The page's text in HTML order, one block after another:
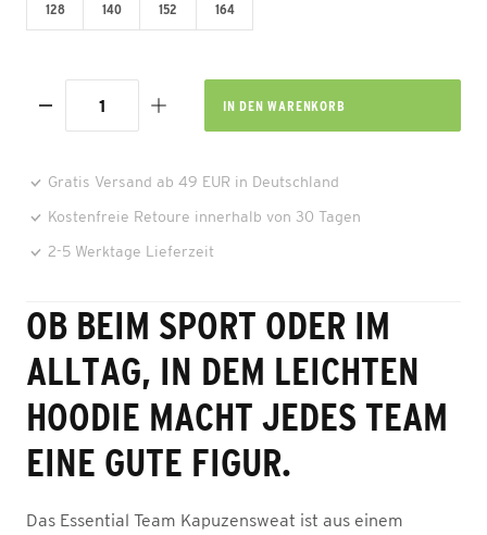
128 140 152 164
IN DEN WARENKORB
Gratis Versand ab 49 EUR in Deutschland
Kostenfreie Retoure innerhalb von 30 Tagen
2-5 Werktage Lieferzeit
OB BEIM SPORT ODER IM
ALLTAG, IN DEM LEICHTEN
HOODIE MACHT JEDES TEAM
EINE GUTE FIGUR.
Das Essential Team Kapuzensweat ist aus einem